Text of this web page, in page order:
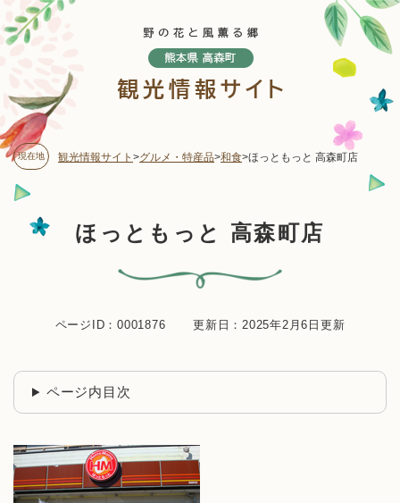
ー
ジ
頭
す
。 現在地 観光情報サイト >グルメ・特産品>和食>ほっともっと 高森町店
ほっともっと 高森町店
ページID：0001876 更新日：2025年2月6日更新
ページ内目次